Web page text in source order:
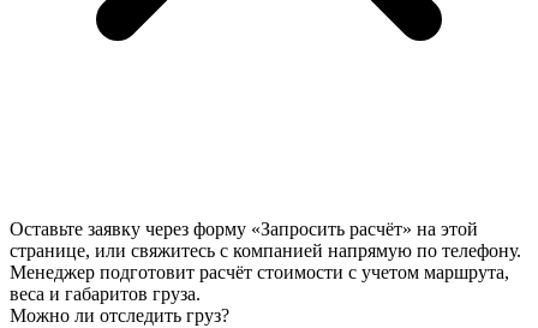
Оставьте заявку через форму «Запросить расчёт» на этой
странице, или свяжитесь с компанией напрямую по телефону.
Менеджер подготовит расчёт стоимости с учетом маршрута,
веса и габаритов груза.
Можно ли отследить груз?